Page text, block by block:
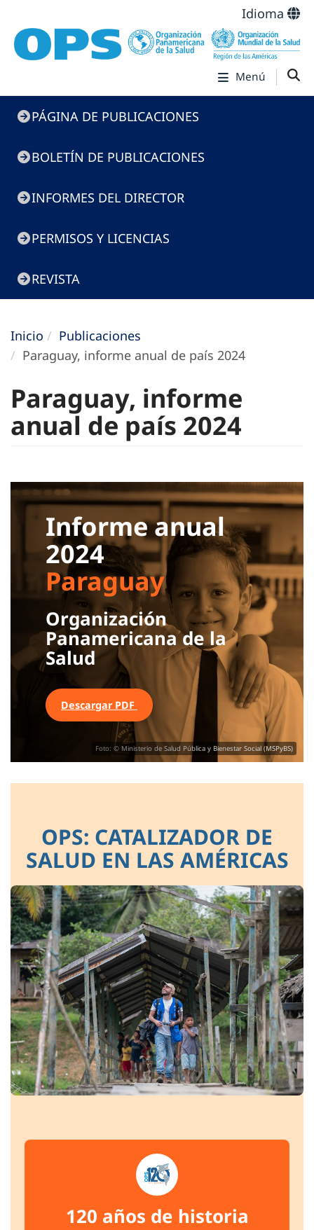
Idioma
Menú
Menú
de
Publicaciones
PÁGINA DE PUBLICACIONES
BOLETÍN DE PUBLICACIONES
INFORMES DEL DIRECTOR
PERMISOS Y LICENCIAS
REVISTA
Inicio
Publicaciones
Paraguay, informe anual de país 2024
Paraguay, informe
anual de país 2024
Foto: © Ministerio de Salud Pública y Bienestar Social (MSPyBS)
Informe anual
2024
Paraguay
Organización
Panamericana de la
Salud
Descargar PDF
OPS: CATALIZADOR DE
SALUD EN LAS AMÉRICAS
120 años de historia